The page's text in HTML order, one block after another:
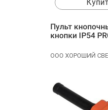
Пульт
кнопки IP54
ООО ХОРОШИЙ